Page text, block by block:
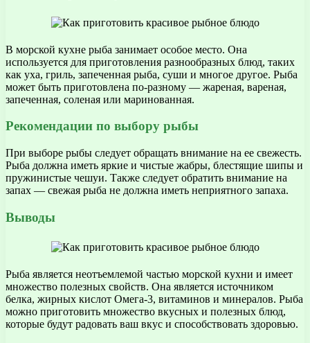
В морской кухне рыба занимает особое место. Она
используется для приготовления разнообразных блюд, таких
как уха, гриль, запеченная рыба, суши и многое другое. Рыба
может быть приготовлена по-разному — жареная, вареная,
запеченная, соленая или маринованная.
Рекомендации по выбору рыбы
При выборе рыбы следует обращать внимание на ее свежесть.
Рыба должна иметь яркие и чистые жабры, блестящие шипы и
пружинистые чешуи. Также следует обратить внимание на
запах — свежая рыба не должна иметь неприятного запаха.
Выводы
Рыба является неотъемлемой частью морской кухни и имеет
множество полезных свойств. Она является источником
белка, жирных кислот Омега-3, витаминов и минералов. Рыба
можно приготовить множество вкусных и полезных блюд,
которые будут радовать ваш вкус и способствовать здоровью.